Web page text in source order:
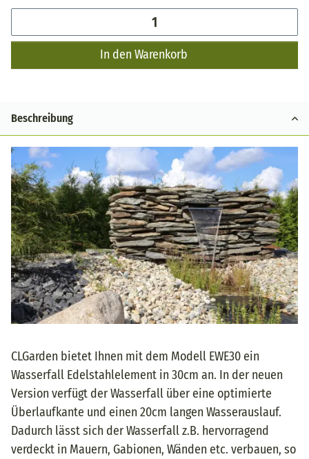
In den Warenkorb
Beschreibung
CLGarden bietet Ihnen mit dem Modell EWE30 ein
Wasserfall Edelstahlelement in 30cm an. In der neuen
Version verfügt der Wasserfall über eine optimierte
Überlaufkante und einen 20cm langen Wasserauslauf.
Dadurch lässt sich der Wasserfall z.B. hervorragend
verdeckt in Mauern, Gabionen, Wänden etc. verbauen, so